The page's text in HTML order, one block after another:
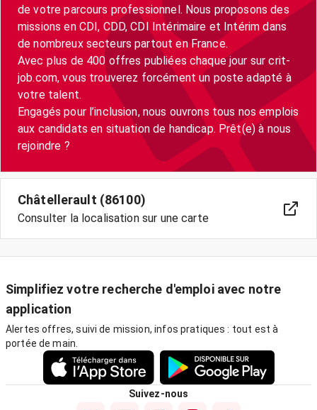
de votre parcours professionnel. Nous proposons des
missions en CDI, CDD, CDI Intérimaire et Intérim dans
de nombreux secteurs partout en France.
Avec plus de 400 offres publiées chaque jour sur crit-
job.com, vous trouverez forcément un poste adapté à
votre talent.
Engagés pour l’inclusion, nous ouvrons tous nos emplois
aux candidats en situation de handicap. Prêt(e) à nous
Châtellerault (86100)
Consulter la localisation sur une carte
Simplifiez votre recherche d'emploi avec notre
application
Alertes offres, suivi de mission, infos pratiques : tout est à
portée de main.
Suivez-nous